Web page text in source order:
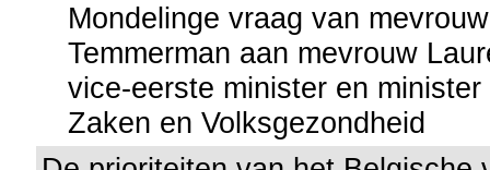
Mondelinge vraag van
Temmerman aan mevrouw
vice-eerste minister en
Zaken en Volksgezondheid